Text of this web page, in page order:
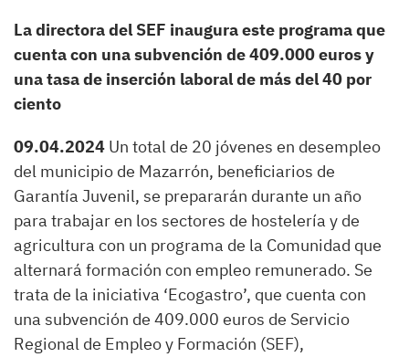
La directora del SEF inaugura este programa que
cuenta con una subvención de 409.000 euros y
una tasa de inserción laboral de más del 40 por
ciento
09.04.2024 Un total de 20 jóvenes en desempleo
del municipio de Mazarrón, beneficiarios de
Garantía Juvenil, se prepararán durante un año
para trabajar en los sectores de hostelería y de
agricultura con un programa de la Comunidad que
alternará formación con empleo remunerado. Se
trata de la iniciativa ‘Ecogastro’, que cuenta con
una subvención de 409.000 euros de Servicio
Regional de Empleo y Formación (SEF),